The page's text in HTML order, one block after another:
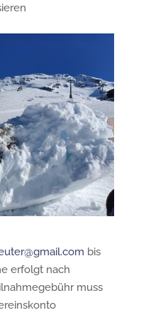
bis
erfolgt nach
muss